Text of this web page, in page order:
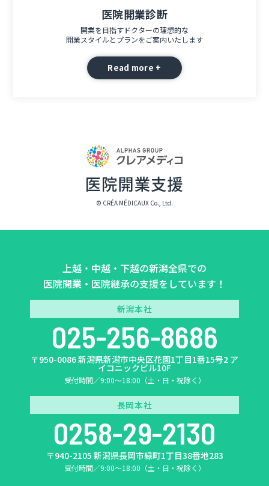
医院開業診断
開業を目指すドクターの理想的な
開業スタイルとプランをご案内いたします
Read more +
© CRÉA MÉDICAUX Co., Ltd.
上越・中越・下越の新潟全県での
医院開業・医院継承の支援をしています！
新潟本社
025-256-8686
〒950-0086 新潟県新潟市中央区花園1丁目1番15号2 ア
イコニックビル10F
受付時間／9:00〜18:00（土・日・祝除く）
長岡本社
0258-29-2130
〒940-2105 新潟県長岡市緑町1丁目38番地283
受付時間／9:00〜18:00（土・日・祝除く）